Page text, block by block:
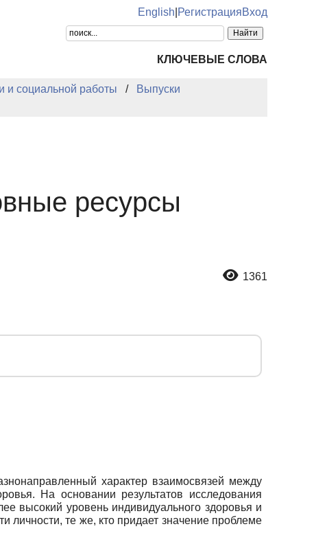
English РегистрацияВход
КЛЮЧЕВЫЕ СЛОВА
и социальной работы
Выпуски
ресурсы
1361
характер взаимосвязей между
На основании результатов исследования
высокий уровень индивидуального здоровья и
личности, те же, кто придает значение проблеме